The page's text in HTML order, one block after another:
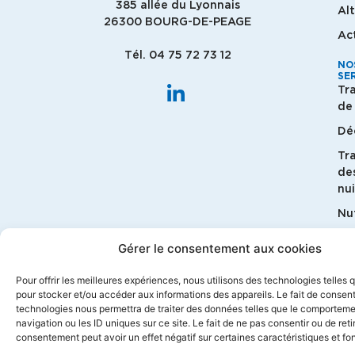
Gérer le consentement aux cookies
Pour offrir les meilleures expériences, nous utilisons des technologies telles
pour stocker et/ou accéder aux informations des appareils. Le fait de
technologies nous permettra de traiter des données telles que le
navigation ou les ID uniques sur ce site. Le fait de ne pas consentir ou de
consentement peut avoir un effet négatif sur certaines caractéristiques et
385 allée du Lyonnais
26300 BOURG-DE-PEAGE
Tél. 04 75 72 73 12
de